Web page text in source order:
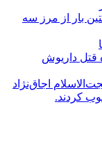
بار از مرز سه
قتل داریوش
اجاق‌نژاد
کردند.